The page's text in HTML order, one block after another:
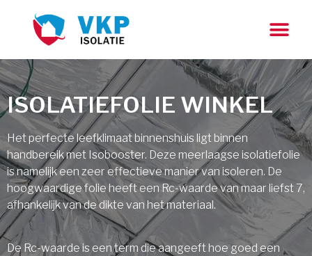
ISOLATIEFOLIE WINKEL
Het perfecte leefklimaat binnenshuis ligt binnen
handbereik met Isobooster. Deze meerlaagse isolatiefolie
is namelijk een zeer effectieve manier van isoleren. De
hoogwaardige folie heeft een Rc-waarde van maar liefst 7,
afhankelijk van de dikte van het materiaal.
De Rc-waarde is een term die aangeeft hoe goed een